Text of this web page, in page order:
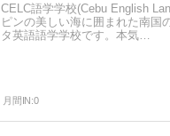
CELC語学学校(Cebu English
ピンの美しい海に囲まれた南国
タ英語語学学校です。本気…
月間IN:0